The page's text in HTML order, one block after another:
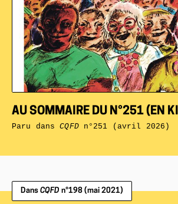
AU SOMMAIRE DU N°251 (EN
Paru dansCQFDn°251 (avril 2026)
Dans CQFD n°198 (mai 2021)